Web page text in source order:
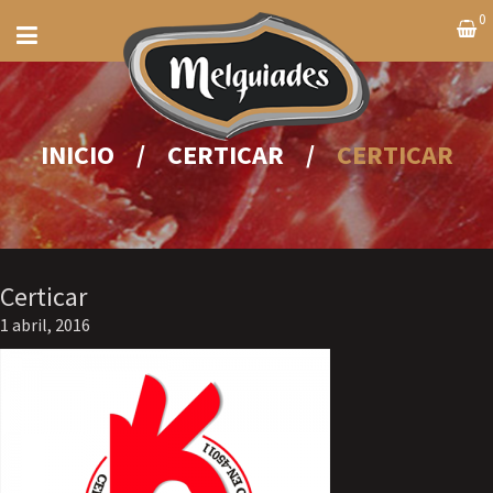
0
INICIO / CERTICAR / CERTICAR
Certicar
1 abril, 2016